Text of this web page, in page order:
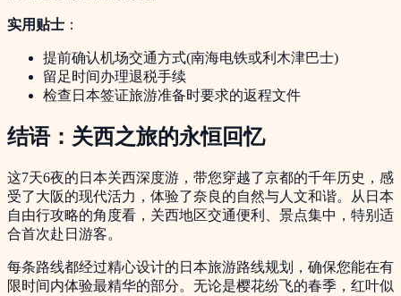
实用贴士 ：
提前确认机场交通方式(南海电铁或利木津巴士)
留足时间办理退税手续
检查日本签证旅游准备时要求的返程文件
结语：关西之旅的永恒回忆
这7天6夜的日本关西深度游，带您穿越了京都的千年历史，感
受了大阪的现代活力，体验了奈良的自然与人文和谐。从日本
自由行攻略的角度看，关西地区交通便利、景点集中，特别适
合首次赴日游客。
每条路线都经过精心设计的日本旅游路线规划，确保您能在有
限时间内体验最精华的部分。无论是樱花纷飞的春季，红叶似